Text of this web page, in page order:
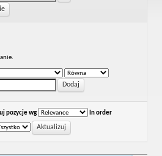
pozycje wg In order